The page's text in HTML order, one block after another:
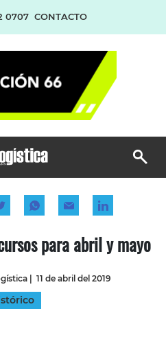
0707 CONTACTO
para abril y mayo
| 11 de abril del 2019